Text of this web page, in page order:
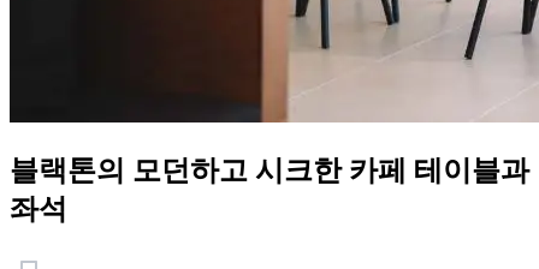
블랙톤의 모던하고 시크한 카페 테이블과
좌석